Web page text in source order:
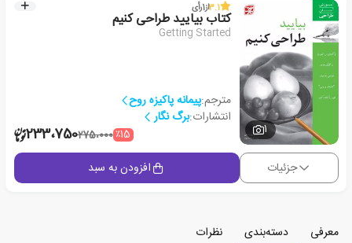
1
3.1از1رأی
کتاب بیایید طراحی کنیم
Getting Started
مترجم:پیمانه پاکیزه روح
انتشارات:برگ نگار
٪15275،000233،750
جزئیات افزودن به سبد
معرفی دسته‌بندی
نظرات